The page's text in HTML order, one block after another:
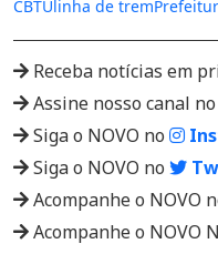
CBTU linha de trem
Receba notícias em
Assine nosso canal no
Siga o NOVO no
Siga o NOVO no
Acompanhe o NOVO
Acompanhe o NOVO